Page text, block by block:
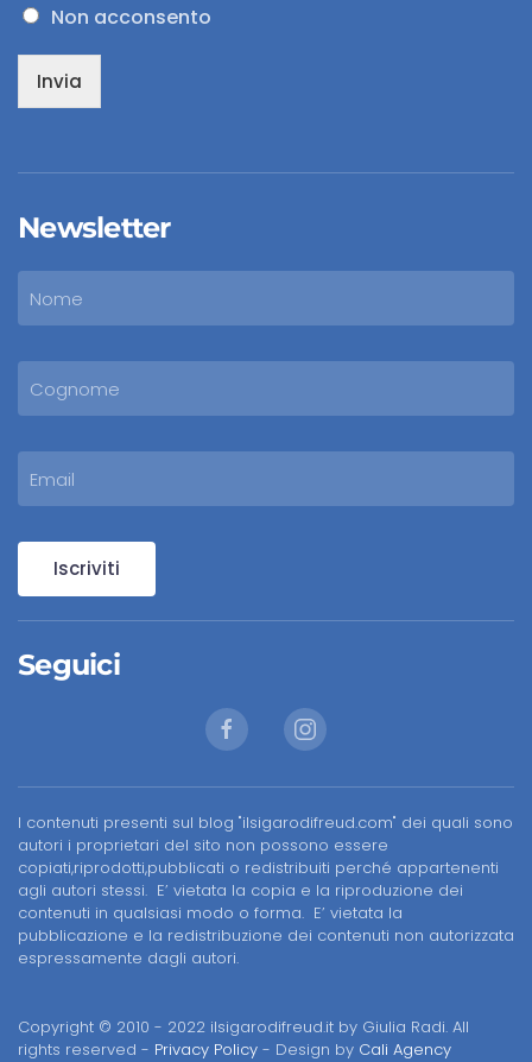
Non acconsento
Invia
Newsletter
Iscriviti
Seguici
I contenuti presenti sul blog "ilsigarodifreud.com" dei quali sono
autori i proprietari del sito non possono essere
copiati,riprodotti,pubblicati o redistribuiti perché appartenenti
agli autori stessi. E’ vietata la copia e la riproduzione dei
contenuti in qualsiasi modo o forma. E’ vietata la
pubblicazione e la redistribuzione dei contenuti non autorizzata
espressamente dagli autori.
Copyright © 2010 - 2022 ilsigarodifreud.it by Giulia Radi. All
rights reserved - Privacy Policy - Design by Cali Agency